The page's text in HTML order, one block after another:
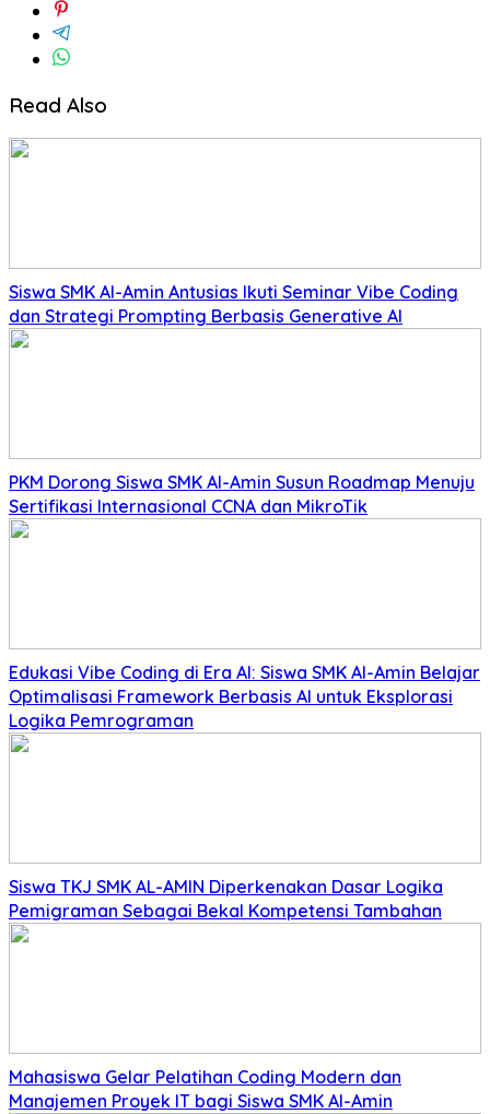
Read Also
Siswa SMK Al-Amin Antusias Ikuti Seminar Vibe Coding
dan Strategi Prompting Berbasis Generative AI
PKM Dorong Siswa SMK Al-Amin Susun Roadmap Menuju
Sertifikasi Internasional CCNA dan MikroTik
Edukasi Vibe Coding di Era AI: Siswa SMK Al-Amin Belajar
Optimalisasi Framework Berbasis AI untuk Eksplorasi
Logika Pemrograman
Siswa TKJ SMK AL-AMIN Diperkenakan Dasar Logika
Pemigraman Sebagai Bekal Kompetensi Tambahan
Mahasiswa Gelar Pelatihan Coding Modern dan
Manajemen Proyek IT bagi Siswa SMK Al-Amin